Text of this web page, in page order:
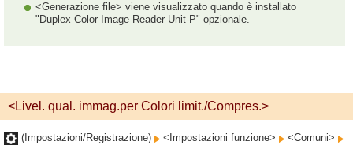
<Generazione file> viene visualizzato quando è installato
"Duplex Color Image Reader Unit-P" opzionale.
<Livel. qual. immag.per Colori limit./Compres.>
(Impostazioni/Registrazione) <Impostazioni funzione>
<Comuni>